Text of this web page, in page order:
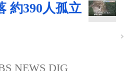
約390人孤立
NEWS DIG